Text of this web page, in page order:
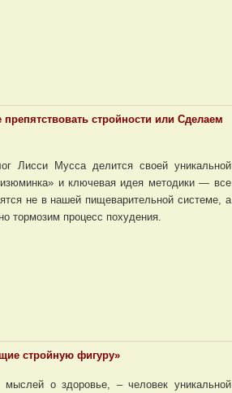
стройности или Сделаем
Лисси Мусса делится своей уникальной
и ключевая идея методики — все
не в нашей пищеварительной системе, а
тормозим процесс похудения.
стройную фигуру»
мыслей о здоровье, – человек уникальной